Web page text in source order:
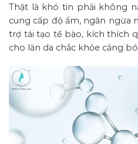
Thật là khó tin phải không
cung cấp độ ẩm, ngăn ngừa
trợ tái tạo tế bào, kích thích
cho làn da chắc khỏe căng